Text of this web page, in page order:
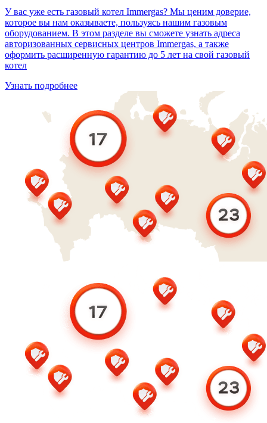
У вас уже есть газовый котел Immergas? Мы ценим доверие,
которое вы нам оказываете, пользуясь нашим газовым
оборудованием. В этом разделе вы сможете узнать адреса
авторизованных сервисных центров Immergas, а также
оформить расширенную гарантию до 5 лет на свой газовый
котел
Узнать подробнее